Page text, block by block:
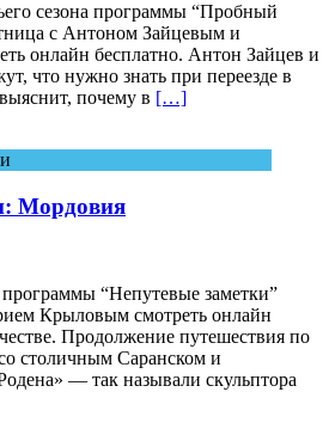
сезона программы “Пробный
с Антоном Зайцевым и
онлайн бесплатно. Антон Зайцев и
что нужно знать при переезде в
почему в […]
Мордовия
“Непутевые заметки”
Крыловым смотреть онлайн
Продолжение путешествия по
столичным Саранском и
— так называли скульптора